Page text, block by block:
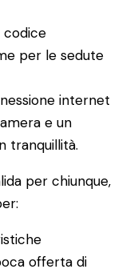
codice
per le sedute
internet
e un
tranquillità.
per chiunque,
offerta di